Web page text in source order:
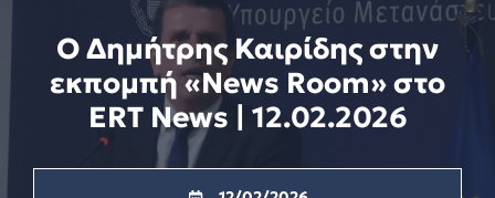
Ο Δημήτρης Καιρίδης στην
εκπομπή «News Room» στο
ERT News | 12.02.2026